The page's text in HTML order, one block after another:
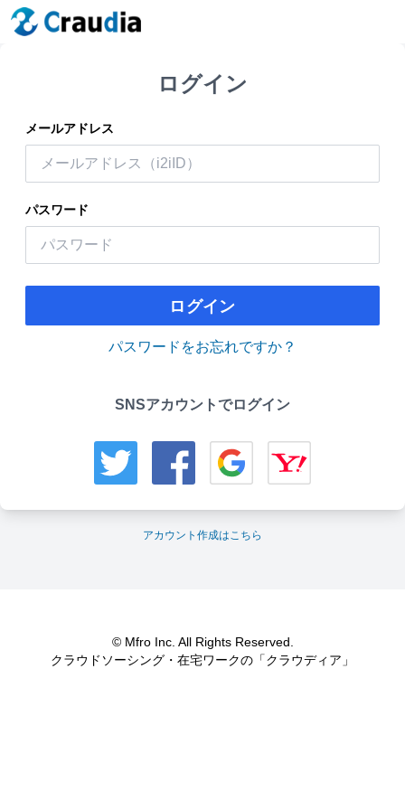
ログイン
メールアドレス
パスワード
ログイン
パスワードをお忘れですか？
SNSアカウントでログイン
アカウント作成はこちら
© Mfro Inc. All Rights Reserved.
クラウドソーシング・在宅ワークの「クラウディア」